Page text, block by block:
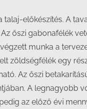
előkészítés. A
őszi gabonafélék
munka a
zöldségfélék egy
Az őszi
A legnagyobb
az előző évi